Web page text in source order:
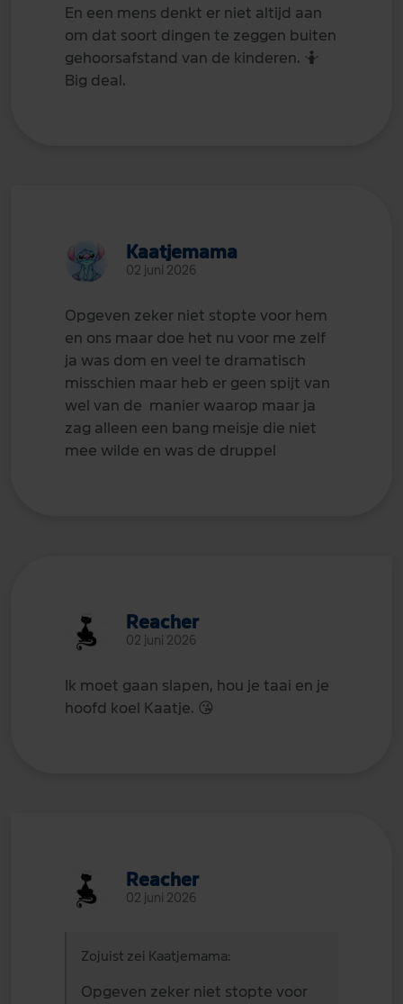
En een mens denkt er niet altijd aan
om dat soort dingen te zeggen buiten
gehoorsafstand van de kinderen. 🤷
Big deal.
Kaatjemama
02 juni 2026
Opgeven zeker niet stopte voor hem
en ons maar doe het nu voor me zelf
ja was dom en veel te dramatisch
misschien maar heb er geen spijt van
wel van de manier waarop maar ja
zag alleen een bang meisje die niet
mee wilde en was de druppel
Reacher
02 juni 2026
Ik moet gaan slapen, hou je taai en je
hoofd koel Kaatje. 😘
Reacher
02 juni 2026
Zojuist zei Kaatjemama:
Opgeven zeker niet stopte voor